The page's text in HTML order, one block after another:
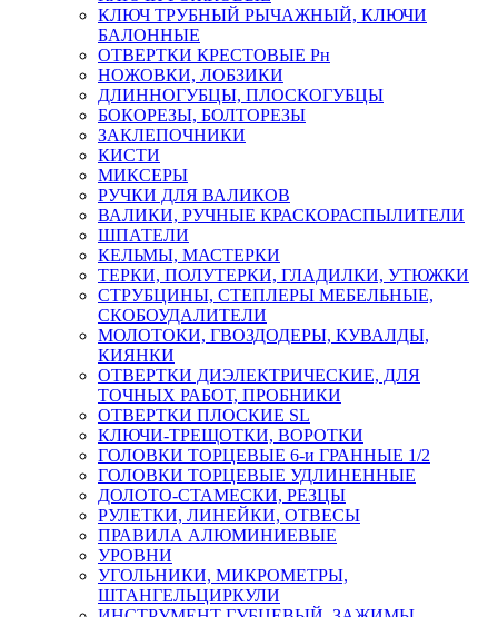
КЛЮЧ ТРУБНЫЙ РЫЧАЖНЫЙ, КЛЮЧИ
БАЛОННЫЕ
ОТВЕРТКИ КРЕСТОВЫЕ Рн
НОЖОВКИ, ЛОБЗИКИ
ДЛИННОГУБЦЫ, ПЛОСКОГУБЦЫ
БОКОРЕЗЫ, БОЛТОРЕЗЫ
ЗАКЛЕПОЧНИКИ
КИСТИ
МИКСЕРЫ
РУЧКИ ДЛЯ ВАЛИКОВ
ВАЛИКИ, РУЧНЫЕ КРАСКОРАСПЫЛИТЕЛИ
ШПАТЕЛИ
КЕЛЬМЫ, МАСТЕРКИ
ТЕРКИ, ПОЛУТЕРКИ, ГЛАДИЛКИ, УТЮЖКИ
СТРУБЦИНЫ, СТЕПЛЕРЫ МЕБЕЛЬНЫЕ,
СКОБОУДАЛИТЕЛИ
МОЛОТОКИ, ГВОЗДОДЕРЫ, КУВАЛДЫ,
КИЯНКИ
ОТВЕРТКИ ДИЭЛЕКТРИЧЕСКИЕ, ДЛЯ
ТОЧНЫХ РАБОТ, ПРОБНИКИ
ОТВЕРТКИ ПЛОСКИЕ SL
КЛЮЧИ-ТРЕЩОТКИ, ВОРОТКИ
ГОЛОВКИ ТОРЦЕВЫЕ 6-и ГРАННЫЕ 1/2
ГОЛОВКИ ТОРЦЕВЫЕ УДЛИНЕННЫЕ
ДОЛОТО-СТАМЕСКИ, РЕЗЦЫ
РУЛЕТКИ, ЛИНЕЙКИ, ОТВЕСЫ
ПРАВИЛА АЛЮМИНИЕВЫЕ
УРОВНИ
УГОЛЬНИКИ, МИКРОМЕТРЫ,
ШТАНГЕЛЬЦИРКУЛИ